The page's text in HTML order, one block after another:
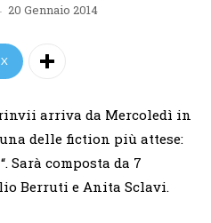
20 Gennaio 2014
X
arriva da Mercoledì in
una delle fiction più attese:
“. Sarà composta da 7
Berruti e Anita Sclavi.